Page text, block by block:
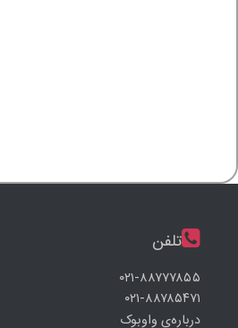
تلفن
۰۲۱-۸۸۷۷۷۸۵۵
۰۲۱-۸۸۷۸۵۴۷۱
درباره‌ی واوبوک